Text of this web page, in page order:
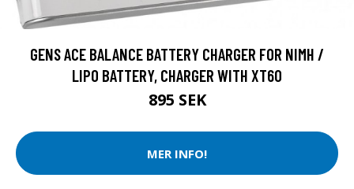
GENS ACE BALANCE BATTERY CHARGER FOR NIMH /
LIPO BATTERY, CHARGER WITH XT60
895 SEK
MER INFO!